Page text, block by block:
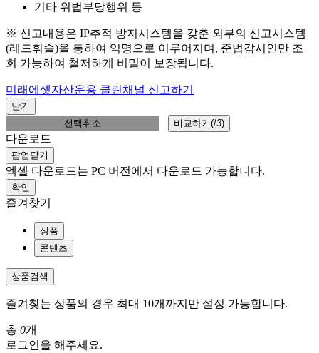
기타 위법부당행위 등
※ 신고내용은 IP추적 방지시스템을 갖춘 외부의 신고시스템
(레드휘슬)을 통하여 익명으로 이루어지며, 준법감시인만 조
회 가능하여 철저하게 비밀이 보장됩니다.
미래에셋자산운용 클린채널 신고하기
닫기
선택취소
비교하기(/3)
다운로드
팝업닫기
엑셀 다운로드는 PC 버전에서 다운로드 가능합니다.
확인
즐겨찾기
상품
콘텐츠
상품검색
즐겨찾는 상품의 경우 최대 10개까지만 설정 가능합니다.
총 0개
로그인을 해주세요.